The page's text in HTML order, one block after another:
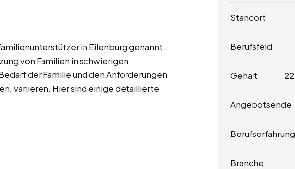
in Eilenburg genannt,
von Familien in schwierigen
der Familie und den Anforderungen
variieren. Hier sind einige detaillierte
Standort
Berufsfeld
Gehalt 22
Angebotsende
Berufserfahrung
Branche